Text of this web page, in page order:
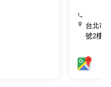
台北市
號2樓